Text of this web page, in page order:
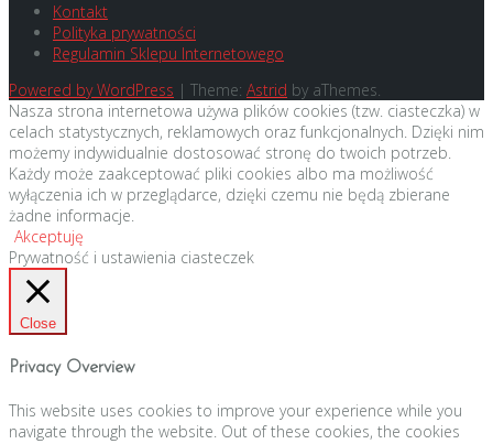
Kontakt
Polityka prywatności
Regulamin Sklepu Internetowego
Powered by WordPress | Theme: Astrid by aThemes.
Nasza strona internetowa używa plików cookies (tzw. ciasteczka) w
celach statystycznych, reklamowych oraz funkcjonalnych. Dzięki nim
możemy indywidualnie dostosować stronę do twoich potrzeb.
Każdy może zaakceptować pliki cookies albo ma możliwość
wyłączenia ich w przeglądarce, dzięki czemu nie będą zbierane
żadne informacje.
Akceptuję
Prywatność i ustawienia ciasteczek
Close
Privacy Overview
This website uses cookies to improve your experience while you
navigate through the website. Out of these cookies, the cookies